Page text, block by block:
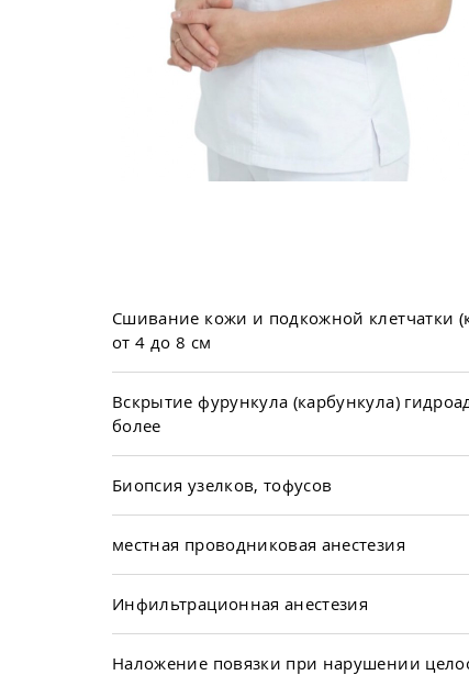
Сшивание кожи и подкожной клетчатки
от 4 до 8 см
Вскрытие фурункула (карбункула)
более
Биопсия узелков, тофусов
местная проводниковая анестезия
Инфильтрационная анестезия
Наложение повязки при нарушении